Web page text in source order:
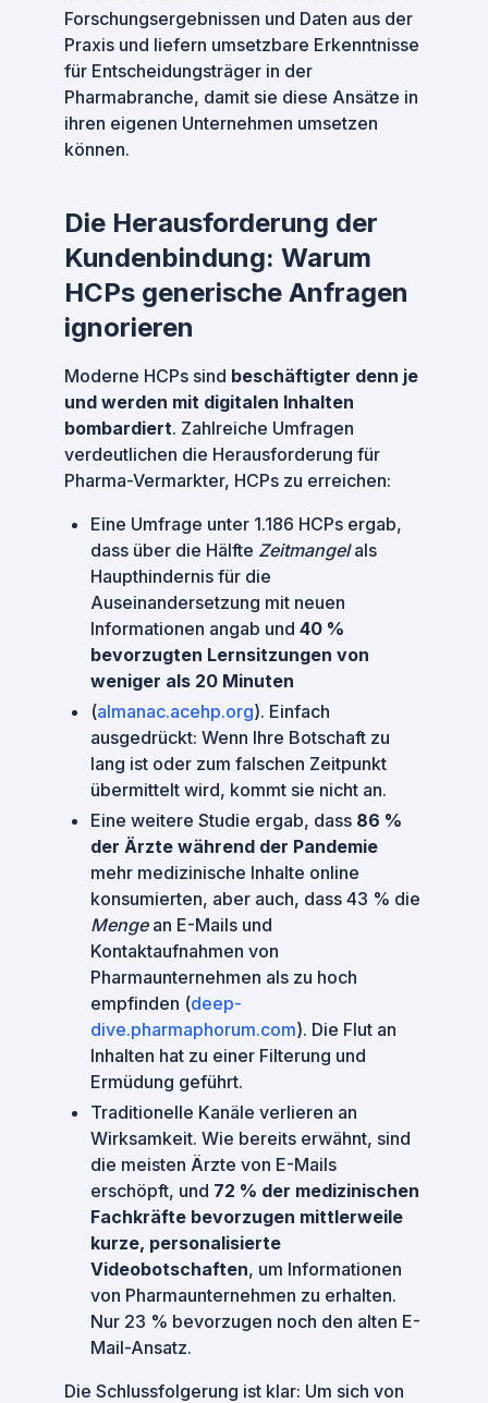
Forschungsergebnissen und Daten aus der
Praxis und liefern umsetzbare Erkenntnisse
für Entscheidungsträger in der
Pharmabranche, damit sie diese Ansätze in
ihren eigenen Unternehmen umsetzen
können.
Die Herausforderung der
Kundenbindung: Warum
HCPs generische Anfragen
ignorieren
Moderne HCPs sind beschäftigter denn je
und werden mit digitalen Inhalten
bombardiert. Zahlreiche Umfragen
verdeutlichen die Herausforderung für
Pharma-Vermarkter, HCPs zu erreichen:
Eine Umfrage unter 1.186 HCPs ergab,
dass über die Hälfte Zeitmangelals
Haupthindernis für die
Auseinandersetzung mit neuen
Informationen angab und 40 %
bevorzugten Lernsitzungen von
weniger als 20 Minuten
(almanac.acehp.org). Einfach
ausgedrückt: Wenn Ihre Botschaft zu
lang ist oder zum falschen Zeitpunkt
übermittelt wird, kommt sie nicht an.
Eine weitere Studie ergab, dass 86 %
der Ärzte während der Pandemie
mehr medizinische Inhalte online
konsumierten, aber auch, dass 43 % die
Mengean E-Mails und
Kontaktaufnahmen von
Pharmaunternehmen als zu hoch
empfinden (deep-
dive.pharmaphorum.com). Die Flut an
Inhalten hat zu einer Filterung und
Ermüdung geführt.
Traditionelle Kanäle verlieren an
Wirksamkeit. Wie bereits erwähnt, sind
die meisten Ärzte von E-Mails
erschöpft, und 72 % der medizinischen
Fachkräfte bevorzugen mittlerweile
kurze, personalisierte
Videobotschaften, um Informationen
von Pharmaunternehmen zu erhalten.
Nur 23 % bevorzugen noch den alten E-
Mail-Ansatz.
Die Schlussfolgerung ist klar: Um sich von